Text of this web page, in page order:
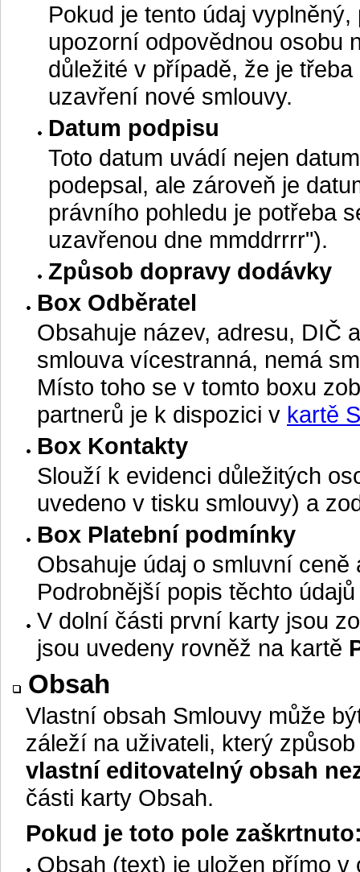
Pokud je tento údaj
upozorní odpovědnou osobu
důležité v případě, že je
uzavření nové smlouvy.
Datum podpisu
Toto datum uvádí nejen
podepsal, ale zároveň je
právního pohledu je potřeba
uzavřenou dne mmddrrrr").
Způsob dopravy dodávky
Box Odběratel
Obsahuje název, adresu, DIČ
smlouva vícestranná, nemá
Místo toho se v tomto boxu
partnerů je k dispozici v kartě
Box Kontakty
Slouží k evidenci důležitých
uvedeno v tisku smlouvy) a
Box Platební podmínky
Obsahuje údaj o smluvní
Podrobnější popis těchto
V dolní části první karty jsou
jsou uvedeny rovněž na kartě
Obsah
Vlastní obsah Smlouvy může
záleží na uživateli, který
vlastní editovatelný obsah
části karty Obsah.
Pokud je toto pole
Obsah (text) je uložen přímo v